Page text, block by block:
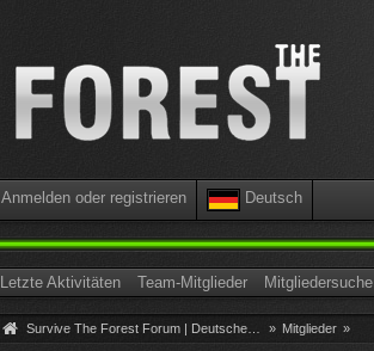
Anmelden oder registrieren Deutsch
Letzte Aktivitäten Team-Mitglieder Mitgliedersuche
Survive The Forest Forum | Deutsche Community » Mitglieder »